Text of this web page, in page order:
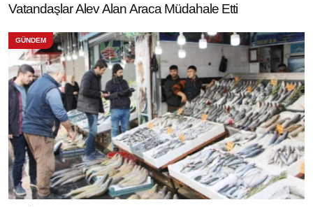
Vatandaşlar Alev Alan Araca Müdahale Etti
GÜNDEM